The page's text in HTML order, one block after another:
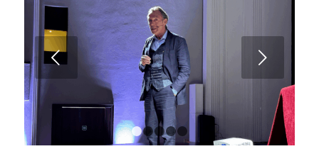
Weiter
1 2 3 4 5